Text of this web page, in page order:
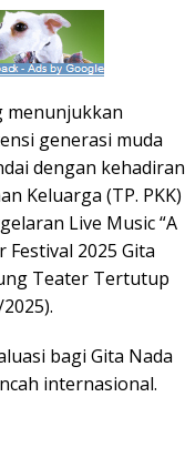
menunjukkan
generasi muda
dengan kehadiran
Keluarga (TP. PKK)
Live Music “A
2025 Gita
Teater Tertutup
bagi Gita Nada
internasional.